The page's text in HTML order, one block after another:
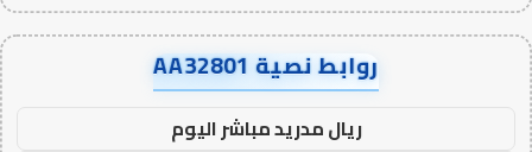
روابط نصية AA32801
ريال مدريد مباشر اليوم